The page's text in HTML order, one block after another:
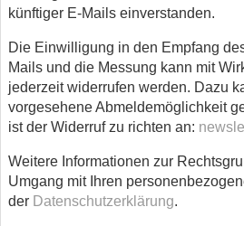
künftiger E-Mails einverstanden.
Die Einwilligung in den Empfang
Mails und die Messung kann mit
jederzeit widerrufen werden. Dazu
vorgesehene Abmeldemöglichkeit
ist der Widerruf zu richten an:
Weitere Informationen zur
Umgang mit Ihren
der Datenschutzerklärung.